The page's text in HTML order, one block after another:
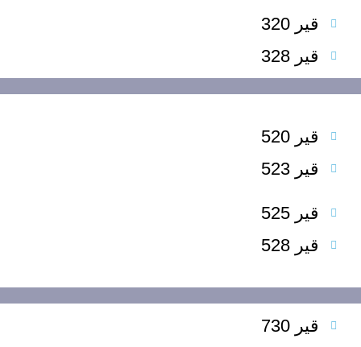
قير 320
قير 328
قير 520
قير 523
قير 525
قير 528
قير 730